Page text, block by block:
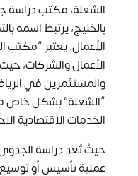
الشعلة، مكتب دراسة
بالخليج، يرتبط اسمه
الأعمال. يعتبر “مكتب
الأعمال والشركات،
والمستثمرين في
“الشعلة” بشكل خاص
الخدمات الاقتصادية
حيثُ تُعددراسة
عملية تأسيس أو